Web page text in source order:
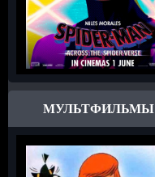
МУЛЬТФИЛЬМЫ